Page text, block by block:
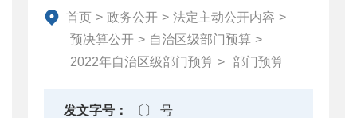
地方政府债务信息公开
重大行政决策预公开
减税降费专栏
直达资金
首页 > 政务公开 > 法定主动公开内容 >
预决算公开 > 自治区级部门预算 >
2022年自治区级部门预算 > 部门预算
发文字号：
〔〕 号